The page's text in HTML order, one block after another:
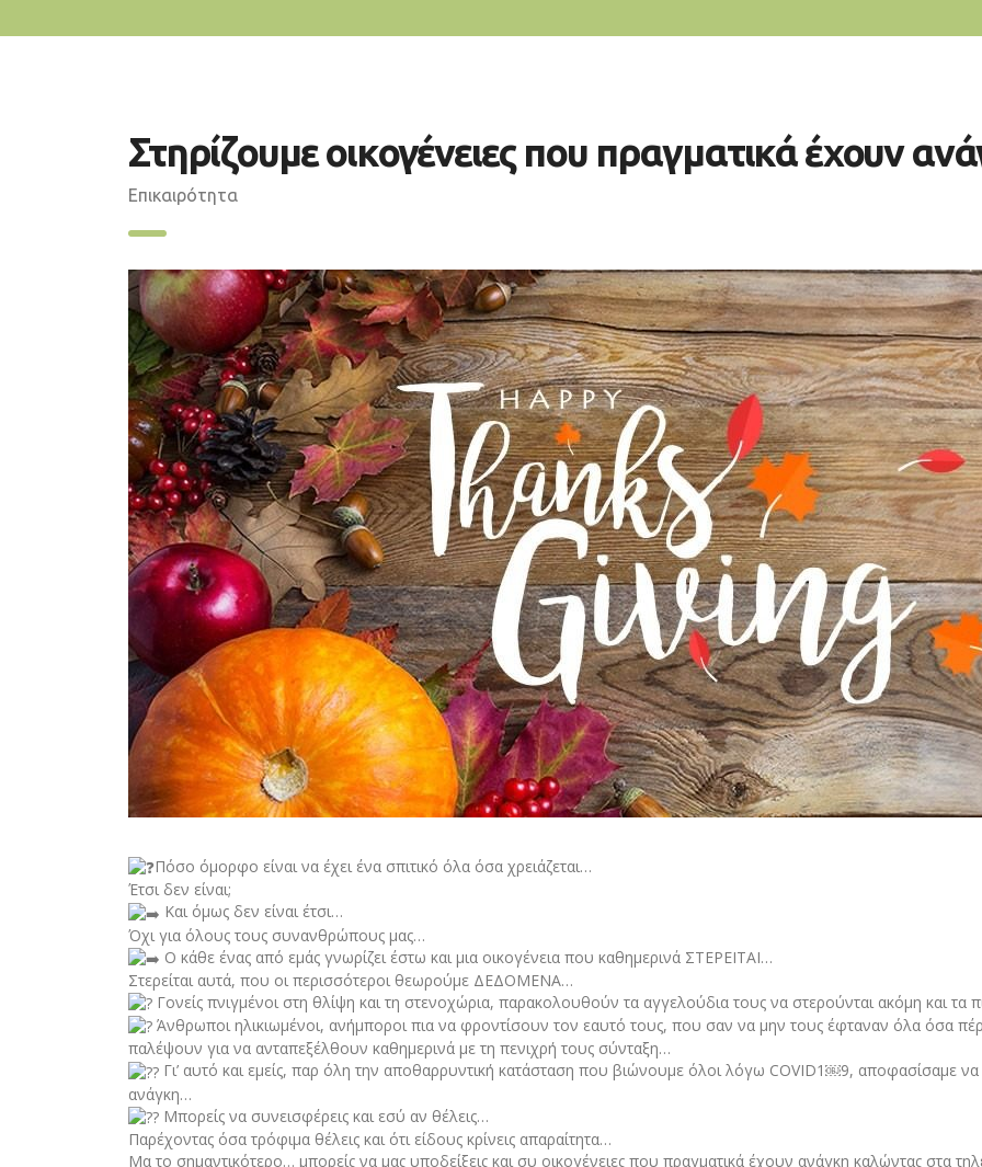
Στηρίζουμε οικογένειες που πραγματικά έχουν
Επικαιρότητα
Πόσο όμορφο είναι να έχει ένα σπιτικό όλα όσα χρειάζεται…
Έτσι δεν είναι;
Και όμως δεν είναι έτσι…
Όχι για όλους τους συνανθρώπους μας…
Ο κάθε ένας από εμάς γνωρίζει έστω και μια οικογένεια που καθημερινά ΣΤΕΡΕΙΤΑΙ…
Στερείται αυτά, που οι περισσότεροι θεωρούμε ΔΕΔΟΜΕΝΑ…
Γονείς πνιγμένοι στη θλίψη και τη στενοχώρια, παρακολουθούν τα αγγελούδια τους να στερούνται ακόμη και τα
Άνθρωποι ηλικιωμένοι, ανήμποροι πια να φροντίσουν τον εαυτό τους, που σαν να μην τους έφταναν όλα όσα
παλέψουν για να ανταπεξέλθουν καθημερινά με τη πενιχρή τους σύνταξη…
Γι’ αυτό και εμείς, παρ όλη την αποθαρρυντική κατάσταση που βιώνουμε όλοι λόγω COVID1￼9, αποφασίσαμε
ανάγκη…
Μπορείς να συνεισφέρεις και εσύ αν θέλεις…
Παρέχοντας όσα τρόφιμα θέλεις και ότι είδους κρίνεις απαραίτητα…
Μα το σημαντικότερο… μπορείς να μας υποδείξεις και συ οικογένειες που πραγματικά έχουν ανάγκη καλώντας στα